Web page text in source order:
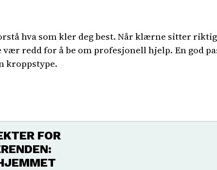
hva som kler deg best. Når klærne sitter
redd for å be om profesjonell hjelp. En god
kroppstype.
FOR